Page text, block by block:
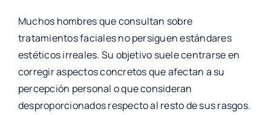
Muchos hombres que consultan sobre
tratamientos faciales no persiguen estándares
estéticos irreales. Su objetivo suele centrarse en
corregir aspectos concretos que afectan a su
percepción personal o que consideran
desproporcionados respecto al resto de sus rasgos.